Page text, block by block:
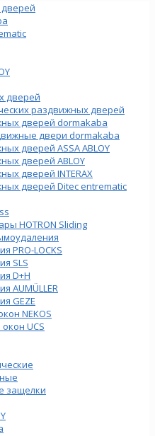
дверей
раздвижных дверей
дверей dormakaba
двери dormakaba
дверей ASSA ABLOY
дверей ABLOY
дверей INTERAX
дверей Ditec entrematic
HOTRON Sliding
PRO-LOCKS
SLS
D+H
AUMÜLLER
GEZE
NEKOS
UСS
защелки